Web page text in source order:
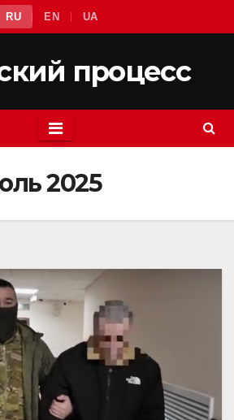
RU EN UA
процесс
2025